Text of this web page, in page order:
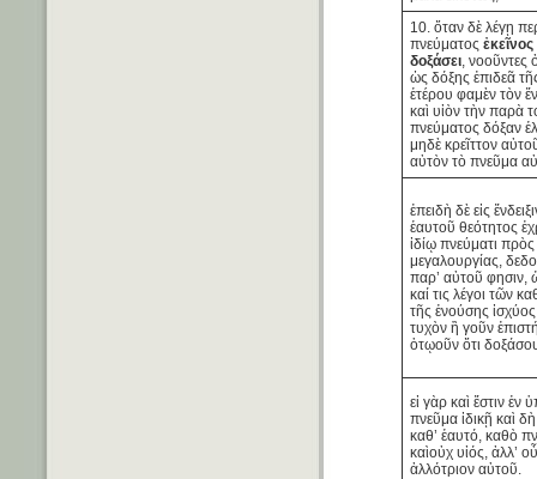
10. ὅταν δὲ λέγῃ
πνεύματος
δοξάσει ,
ὡς δόξης ἐπιδεᾶ
ἑτέρου φαμὲν τὸν
καὶ υἱὸν τὴν παρὰ
πνεύματος δόξαν
μηδὲ κρεῖττον
αὐτὸν τὸ πνεῦμα
ἐπειδὴ δὲ εἰς
ἑαυτοῦ θεότητος
ἰδίῳ πνεύματι πρὸς
μεγαλουργίας,
παρ’ αὐτοῦ φησιν,
καί τις λέγοι τῶν
τῆς ἐνούσης
τυχὸν ἢ γοῦν
ὁτῳοῦν ὅτι
εἰ γὰρ καὶ ἔστιν ἐν
πνεῦμα ἰδικῇ καὶ δὴ
καθ’ ἑαυτό, καθὸ
καὶοὐχ υἱός, ἀλλ’
ἀλλότριον αὐτοῦ.